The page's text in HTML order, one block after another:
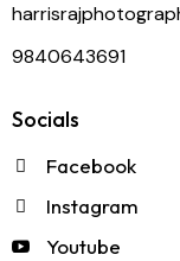
9840643691
Socials
Facebook
Instagram
Youtube